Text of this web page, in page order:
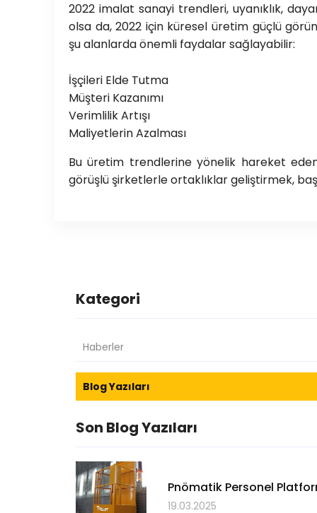
2022 imalat sanayi trendleri, uyanıklık,
olsa da, 2022 için küresel üretim güçlü
şu alanlarda önemli faydalar sağlayabilir:
İşçileri Elde Tutma
Müşteri Kazanımı
Verimlilik Artışı
Maliyetlerin Azalması
Bu üretim trendlerine yönelik hareket
görüşlü şirketlerle ortaklıklar geliştirmek,
Kategori
Haberler
Blog Yazıları
Son Blog Yazıları
Pnömatik Personel
19.03.2025